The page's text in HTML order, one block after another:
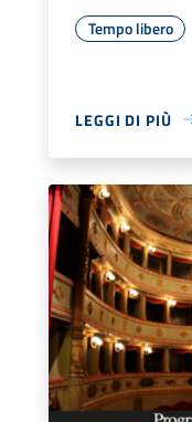
Tempo libero
LEGGI DI PIÙ